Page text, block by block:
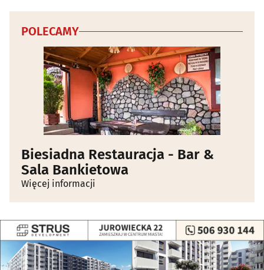
POLECAMY
Biesiadna Restauracja - Bar &
Sala Bankietowa
Więcej informacji